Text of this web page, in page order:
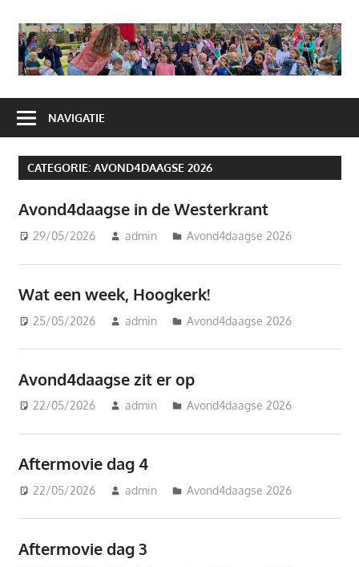
naar
inhoud
NAVIGATIE
CATEGORIE: AVOND4DAAGSE 2026
Avond4daagse in de Westerkrant
29/05/2026 admin Avond4daagse 2026
Wat een week, Hoogkerk!
25/05/2026 admin Avond4daagse 2026
Avond4daagse zit er op
22/05/2026 admin Avond4daagse 2026
Aftermovie dag 4
22/05/2026 admin Avond4daagse 2026
Aftermovie dag 3